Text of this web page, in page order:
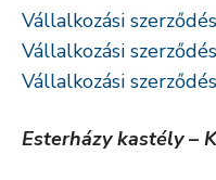
Vállalkozási
Vállalkozási
Vállalkozási
Esterházy kastély –